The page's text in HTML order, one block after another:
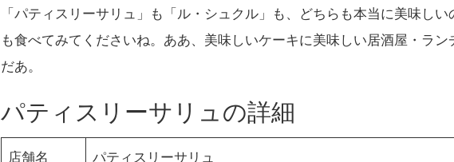
「パティスリーサリュ」も「ル・シュクル」も、どちらも本当に美味しい
も食べてみてくださいね。ああ、美味しいケーキに美味しい居酒屋・ラ
だあ。
パティスリーサリュの詳細
店舗名 パティスリーサリュ